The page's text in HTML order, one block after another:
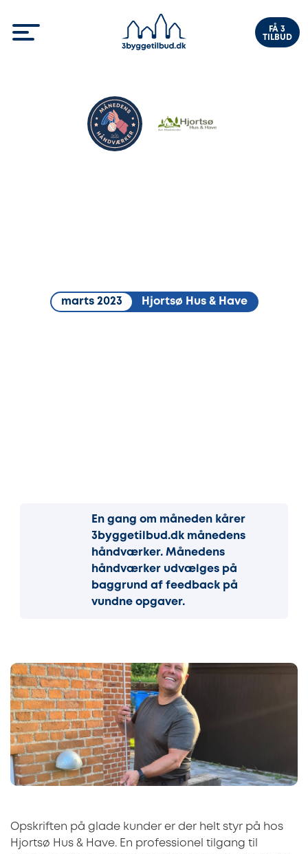
FÅ 3
TILBUD
marts 2023 Hjortsø Hus & Have
En gang om måneden kårer
3byggetilbud.dk månedens
håndværker. Månedens
håndværker udvælges på
baggrund af feedback på
vundne opgaver.
Opskriften på glade kunder er der helt styr på hos
Hjortsø Hus & Have. En professionel tilgang til